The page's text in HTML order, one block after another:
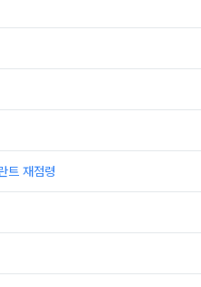
트 재점령